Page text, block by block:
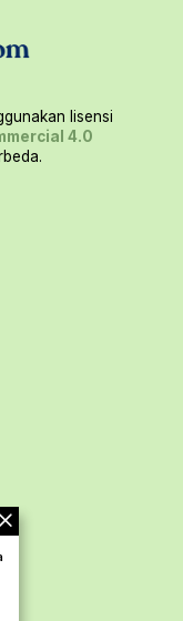
lisensi
4.0